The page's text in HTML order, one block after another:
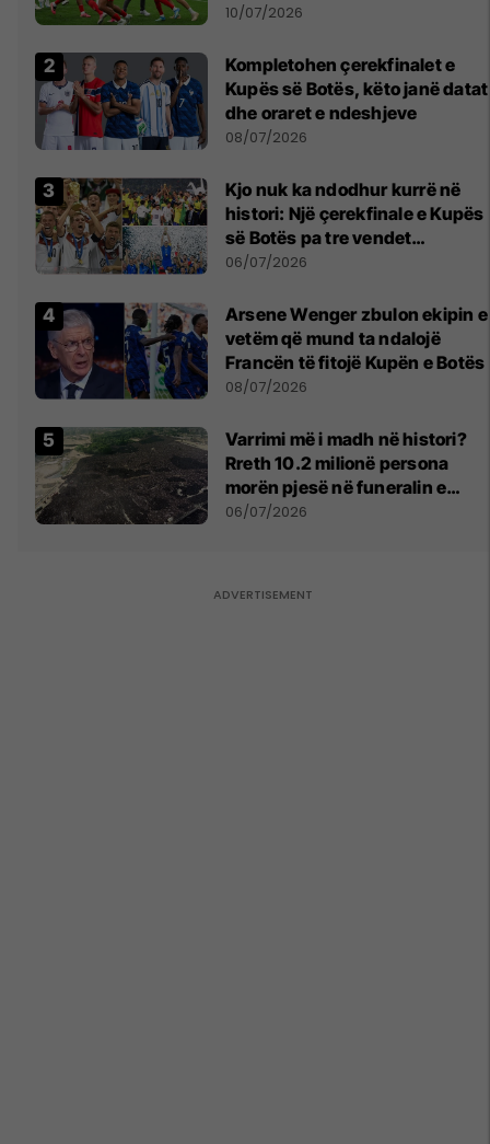
10/07/2026
Kompletohen çerekfinalet e
Kupës së Botës, këto janë datat
dhe oraret e ndeshjeve
08/07/2026
Kjo nuk ka ndodhur kurrë në
histori: Një çerekfinale e Kupës
së Botës pa tre vendet
legjendare të futbollit
06/07/2026
Arsene Wenger zbulon ekipin e
vetëm që mund ta ndalojë
Francën të fitojë Kupën e Botës
08/07/2026
Varrimi më i madh në histori?
Rreth 10.2 milionë persona
morën pjesë në funeralin e
liderit të Iranit në 1989
06/07/2026